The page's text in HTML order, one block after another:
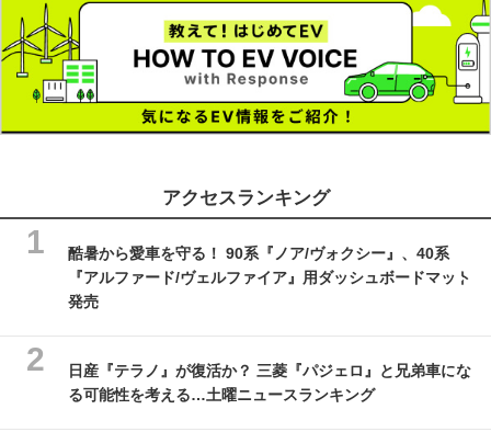
アクセスランキング
酷暑から愛車を守る！ 90系『ノア/ヴォクシー』、40系
『アルファード/ヴェルファイア』用ダッシュボードマット
発売
日産『テラノ』が復活か？ 三菱『パジェロ』と兄弟車にな
る可能性を考える…土曜ニュースランキング